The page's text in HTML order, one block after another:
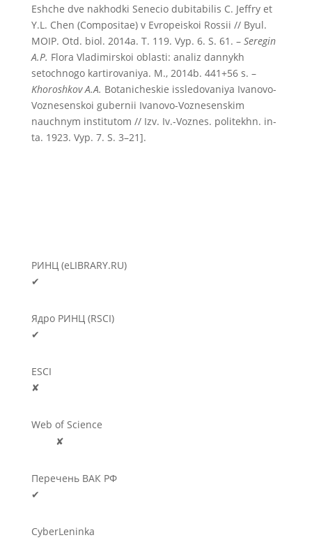
Eshche dve nakhodki Senecio dubitabilis C. Jeffry et
Y.L. Chen (Compositae) v Evropeiskoi Rossii // Byul.
MOIP. Otd. biol. 2014a. T. 119. Vyp. 6. S. 61. – Seregin
A.P. Flora Vladimirskoi oblasti: analiz dannykh
setochnogo kartirovaniya. M., 2014b. 441+56 s. –
Khoroshkov A.A. Botanicheskie issledovaniya Ivanovo-
Voznesenskoi gubernii Ivanovo-Voznesenskim
nauchnym institutom // Izv. Iv.-Voznes. politekhn. in-
ta. 1923. Vyp. 7. S. 3–21].
РИНЦ (eLIBRARY.RU)
✔
Ядро РИНЦ (RSCI)
✔
ESCI
✘
Web of Science
✘
Перечень ВАК РФ
✔
CyberLeninka